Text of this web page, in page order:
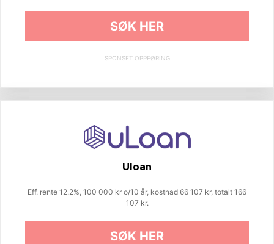
SØK HER
SPONSET OPPFØRING
Uloan
Eff. rente 12.2%, 100 000 kr o/10 år, kostnad 66 107 kr, totalt 166
107 kr.
SØK HER